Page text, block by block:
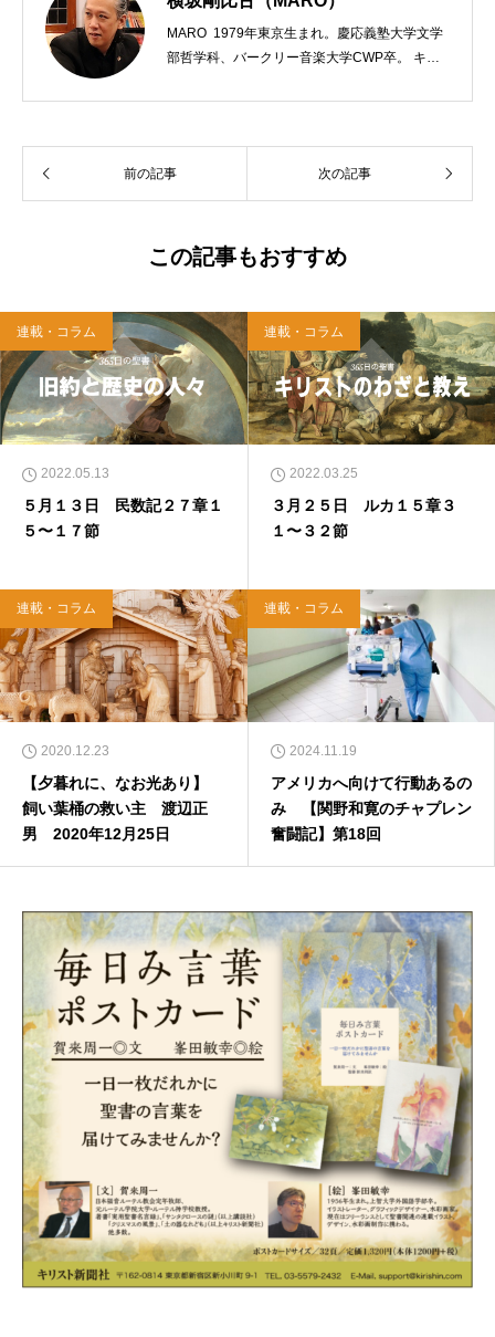
MARO 1979年東京生まれ。慶応義塾大学文学
部哲学科、バークリー音楽大学CWP卒。 キリ
う宗教法人専門の行政書士。2020年7月よりク
「上馬キリスト教会（@kamiumach）」の運営
を行う「まじめ担当」。 著書に『聖書を読んだ
西洋哲学超入門〜』（日本実業出版）、『人生
イヤモンド社）、『世界一ゆるい聖書入門』、
『世界一ゆるい聖書教室』（「ふざけ担当」LE
ONとの共著、講談社）などがある。新著<a hr
ef="https://amzn.to/376F9aC">『ふっと心がラ
クになる 眠れぬ夜の聖書のことば』（大和書
房）</a>２０２２年３月１５日発売。
前の記事 次の記事
この記事もおすすめ
連載・コラム
2022.05.13
５月１３日 民数記２７章１
５〜１７節
連載・コラム
2022.03.25
３月２５日 ルカ１５章３
１〜３２節
連載・コラム
2020.12.23
【夕暮れに、なお光あり】
飼い葉桶の救い主 渡辺正
男 2020年12月25日
連載・コラム
2024.11.19
アメリカへ向けて行動あるの
み 【関野和寛のチャプレン
奮闘記】第18回